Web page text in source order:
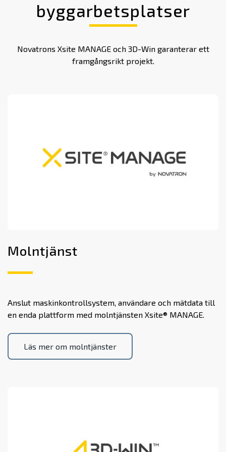
byggarbetsplatser
Novatrons Xsite MANAGE och 3D-Win garanterar ett
framgångsrikt projekt.
Molntjänst
Anslut maskinkontrollsystem, användare och mätdata till
en enda plattform med molntjänsten Xsite® MANAGE.
Läs mer om molntjänster